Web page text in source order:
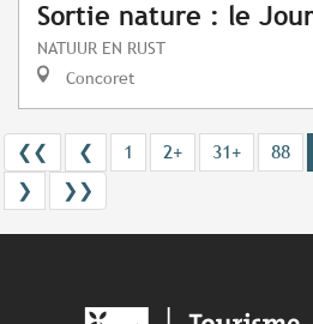
Sortie nature : le
NATUUR EN RUST
Concoret
❮❮ ❮ 1 2+ 31+ 88
❯
❯❯